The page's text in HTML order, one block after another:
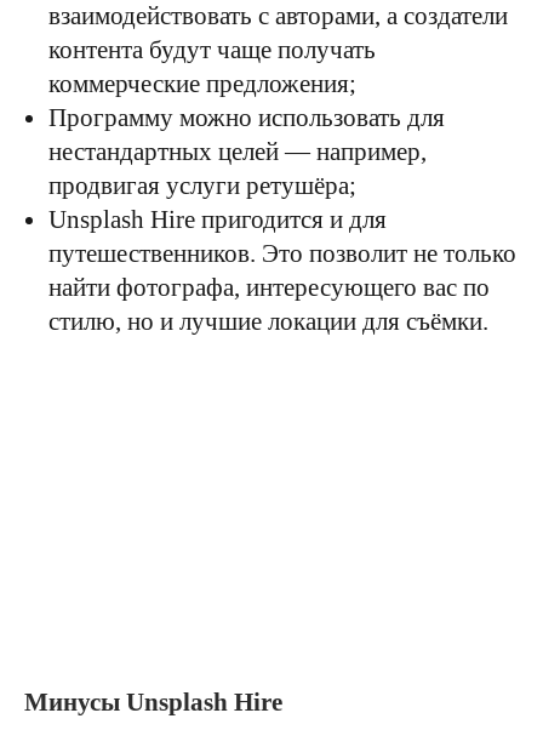
взаимодействовать с авторами, а создатели
контента будут чаще получать
коммерческие предложения;
Программу можно использовать для
нестандартных целей — например,
продвигая услуги ретушёра;
Unsplash Hire пригодится и для
путешественников. Это позволит не только
найти фотографа, интересующего вас по
стилю, но и лучшие локации для съёмки.
Минусы Unsplash Hire